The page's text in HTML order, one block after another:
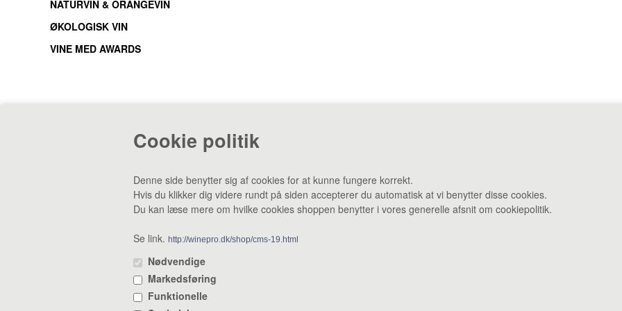
Cookie politik
Denne side benytter sig af cookies for at kunne fungere korrekt.
Hvis du klikker dig videre rundt på siden accepterer du automatisk at vi benytter disse cookies.
Du kan læse mere om hvilke cookies shoppen benytter i vores generelle afsnit om cookiepolitik.
Se link. http://winepro.dk/shop/cms-19.html
Nødvendige
Markedsføring
Funktionelle
NATURVIN & ORANGEVIN
ØKOLOGISK VIN
VINE MED AWARDS
Åbningstider: Kontor & varelevering 8 - 16 • Smagebaren 14 - 16